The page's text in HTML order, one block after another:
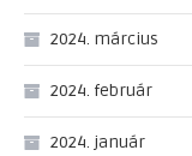
2024. március
2024. február
2024. január